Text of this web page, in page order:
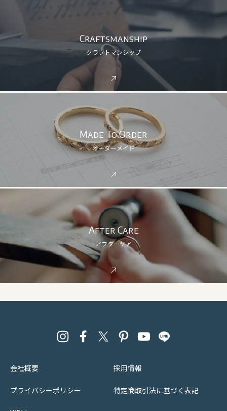
Craftsmanship
クラフトマンシップ
Made To Order
オーダーメイド
After Care
アフターケア
会社概要 採用情報
プライバシーポリシー 特定商取引法に基づく表記